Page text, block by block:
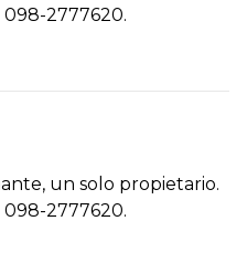
098-2777620.
un solo propietario.
098-2777620.